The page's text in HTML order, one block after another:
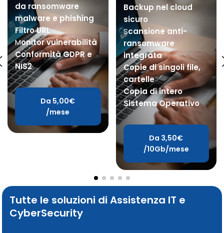
da ransomware
malware e phishing
Filtro URL
Monitor vulnerabilità
Conformità GDPR e
NIS2
Da 5,00€
/mese
Backup nel cloud
sicuro
Scansione anti-
ransomware
integrata
Copie di singoli file,
cartelle
Copia di intero
Sistema Operativo
Da 3,50€
/10Gb/mese
Tutte le soluzioni di Assistenza IT e
CyberSecurity